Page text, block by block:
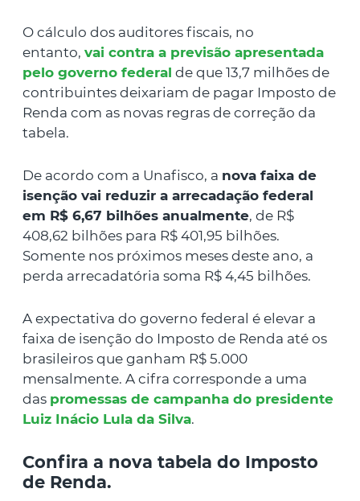
O cálculo dos auditores fiscais, no
entanto, vai contra a previsão apresentada
pelo governo federal de que 13,7 milhões de
contribuintes deixariam de pagar Imposto de
Renda com as novas regras de correção da
tabela.
De acordo com a Unafisco, a nova faixa de
isenção vai reduzir a arrecadação federal
em R$ 6,67 bilhões anualmente, de R$
408,62 bilhões para R$ 401,95 bilhões.
Somente nos próximos meses deste ano, a
perda arrecadatória soma R$ 4,45 bilhões.
A expectativa do governo federal é elevar a
faixa de isenção do Imposto de Renda até os
brasileiros que ganham R$ 5.000
mensalmente. A cifra corresponde a uma
das promessas de campanha do presidente
Luiz Inácio Lula da Silva.
Confira a nova tabela do Imposto
de Renda.